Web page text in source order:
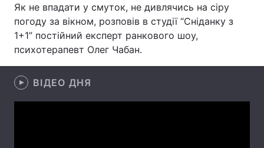
Здоров'я Туризм
Цікавинки Погода
Екологія Регіони
Лонгріди
Як не впадати у смуток, не дивлячись на сіру
погоду за вікном, розповів в студії “Сніданку з
1+1” постійний експерт ранкового шоу,
психотерапевт Олег Чабан.
ВІДЕО ДНЯ